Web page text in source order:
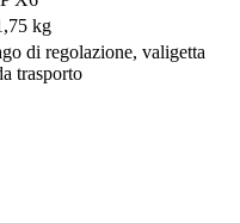
kg
di regolazione, valigetta
trasporto